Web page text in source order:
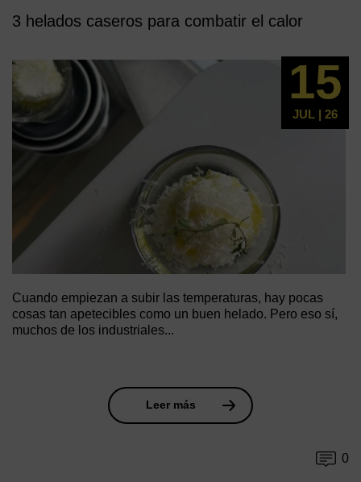
3 helados caseros para combatir el calor
15
JUL | 26
Cuando empiezan a subir las temperaturas, hay pocas
cosas tan apetecibles como un buen helado. Pero eso sí,
muchos de los industriales...
Leer más
0